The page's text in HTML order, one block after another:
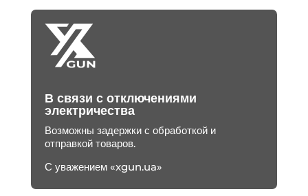
В связи с отключениями
электричества
Возможны задержки с обработкой и
отправкой товаров.
С уважением «xgun.ua»